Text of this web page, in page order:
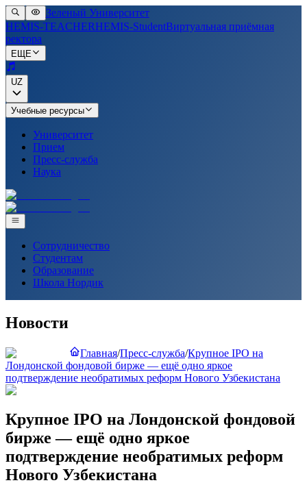
Зеленый Университет
HEMIS-TEACHERHEMIS-StudentВиртуальная приёмная
ректора
ЕЩЕ
UZ
Учебные ресурсы
Университет
Прием
Пресс-служба
Наука
Сотрудничество
Студентам
Образование
Школа Нордик
Новости
Главная/Пресс-служба/Крупное IPO на
Лондонской фондовой бирже — ещё одно яркое
подтверждение необратимых реформ Нового Узбекистана
Крупное IPO на Лондонской фондовой
бирже — ещё одно яркое
подтверждение необратимых реформ
Нового Узбекистана